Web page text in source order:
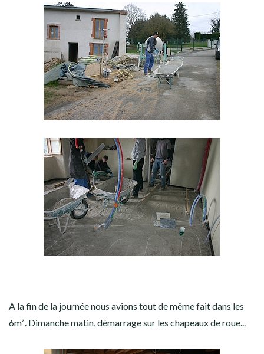
A la fin de la journée nous avions tout de même fait dans les
6m². Dimanche matin, démarrage sur les chapeaux de roue...